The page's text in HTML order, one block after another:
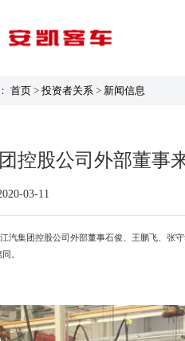
旅游客运
1-20座
31-40座
41-50座
企业新闻
安凯大家园
生产制造
企业简介
首页 >投资者关系 > 新闻信息
控股公司外部董事
03-11
集团控股公司外部董事石俊、王鹏飞、张
。